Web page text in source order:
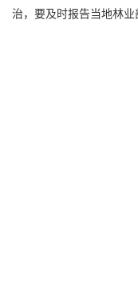
治，要及时报告当地林业